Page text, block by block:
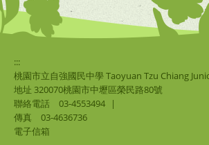
:::
桃園市立自強國民中學 Taoyuan Tzu Chiang
地址 320070桃園市中壢區榮民路80號
聯絡電話
03-4553494
|
傳真
03-4636736
電子信箱